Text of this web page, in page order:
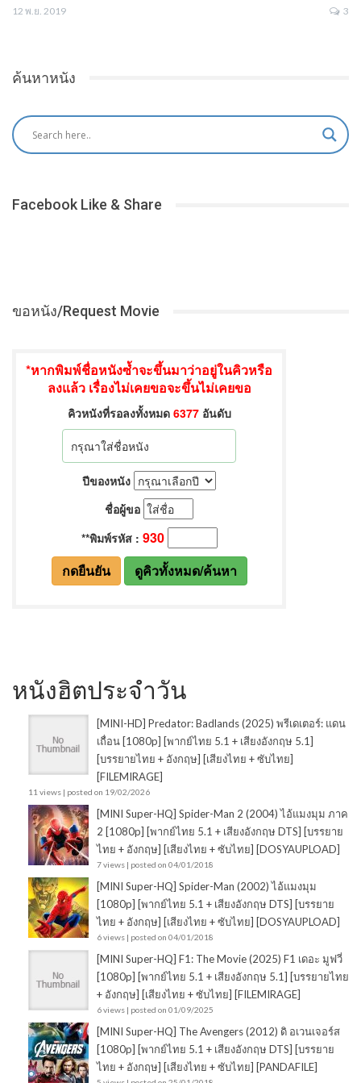
12 พ.ย. 2019 3
ค้นหาหนัง
Facebook Like & Share
ขอหนัง/Request Movie
หนังฮิตประจำวัน
[MINI-HD] Predator: Badlands (2025) พรีเดเตอร์: แดน
เถื่อน [1080p] [พากย์ไทย 5.1 + เสียงอังกฤษ 5.1]
[บรรยายไทย + อังกฤษ] [เสียงไทย + ซับไทย]
[FILEMIRAGE]
11 views | posted on 19/02/2026
[MINI Super-HQ] Spider-Man 2 (2004) ไอ้แมงมุม ภาค
2 [1080p] [พากย์ไทย 5.1 + เสียงอังกฤษ DTS] [บรรยาย
ไทย + อังกฤษ] [เสียงไทย + ซับไทย] [DOSYAUPLOAD]
7 views | posted on 04/01/2018
[MINI Super-HQ] Spider-Man (2002) ไอ้แมงมุม
[1080p] [พากย์ไทย 5.1 + เสียงอังกฤษ DTS] [บรรยาย
ไทย + อังกฤษ] [เสียงไทย + ซับไทย] [DOSYAUPLOAD]
6 views | posted on 04/01/2018
[MINI Super-HQ] F1: The Movie (2025) F1 เดอะ มูฟวี่
[1080p] [พากย์ไทย 5.1 + เสียงอังกฤษ 5.1] [บรรยายไทย
+ อังกฤษ] [เสียงไทย + ซับไทย] [FILEMIRAGE]
6 views | posted on 01/09/2025
[MINI Super-HQ] The Avengers (2012) ดิ อเวนเจอร์ส
[1080p] [พากย์ไทย 5.1 + เสียงอังกฤษ DTS] [บรรยาย
ไทย + อังกฤษ] [เสียงไทย + ซับไทย] [PANDAFILE]